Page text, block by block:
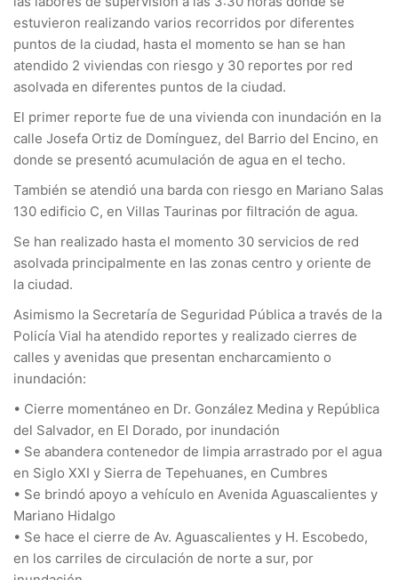
estuvieron realizando varios recorridos por diferentes
puntos de la ciudad, hasta el momento se han se han
atendido 2 viviendas con riesgo y 30 reportes por red
asolvada en diferentes puntos de la ciudad.
El primer reporte fue de una vivienda con inundación en la
calle Josefa Ortiz de Domínguez, del Barrio del Encino, en
donde se presentó acumulación de agua en el techo.
También se atendió una barda con riesgo en Mariano Salas
130 edificio C, en Villas Taurinas por filtración de agua.
Se han realizado hasta el momento 30 servicios de red
asolvada principalmente en las zonas centro y oriente de
la ciudad.
Asimismo la Secretaría de Seguridad Pública a través de la
Policía Vial ha atendido reportes y realizado cierres de
calles y avenidas que presentan encharcamiento o
inundación:
• Cierre momentáneo en Dr. González Medina y República
del Salvador, en El Dorado, por inundación
• Se abandera contenedor de limpia arrastrado por el agua
en Siglo XXI y Sierra de Tepehuanes, en Cumbres
• Se brindó apoyo a vehículo en Avenida Aguascalientes y
Mariano Hidalgo
• Se hace el cierre de Av. Aguascalientes y H. Escobedo,
en los carriles de circulación de norte a sur, por